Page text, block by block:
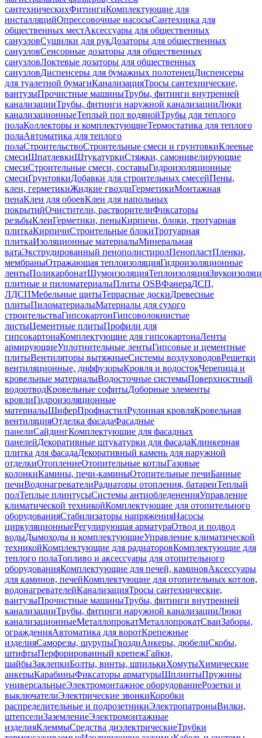
сантехническихФитингиКомплектующие для
инсталляцийОпрессовочные насосыСантехника для
общественных местАксессуары для общественных
санузловСушилки для рукДозаторы для общественных
санузловСенсорные дозаторы для общественных
санузловЛоктевые дозаторы для общественных
санузловДиспенсеры для бумажных полотенецДиспенсеры
для туалетной бумагиКанализацияТросы сантехнические,
вантузыПрочистные машиныТрубы, фитинги внутренней
канализацииТрубы, фитинги наружной канализацииЛюки
канализационныеТеплый пол водянойТрубы для теплого
полаКоллекторы и комплектующиеТермостатика для теплого
полаАвтоматика для теплого
полаСтроительствоСтроительные смеси и грунтовкиКлеевые
смесиШпатлевкиШтукатуркиСтяжки, самонивелирующие
смесиСтроительные смеси, составыГидроизоляционные
смесиГрунтовкиДобавки для строительных смесейПены,
клеи, герметикиЖидкие гвоздиГерметикиМонтажная
пенаКлеи для обоевКлеи для напольных
покрытийОчистители, растворителиФиксаторы
резьбыКлеиГерметики, пеныКирпичи, блоки, тротуарная
плиткаКирпичиСтроительные блокиТротуарная
плиткаИзоляционные материалыМинеральная
ватаЭкструдированный пенополистиролПенопластПленки,
мембраныОтражающая теплоизоляцияГидроизоляционные
лентыПоликарбонатШумоизоляцияТеплоизоляция
плитные и пиломатериалыПлиты OSBФанераДСП,
ЛДСПМебельные щитыТеррасные доскиДревесные
плитыПиломатериалыМатериалы для сухого
строительстваГипсокартонГипсоволокнистые
листыЦементные плитыПрофили для
гипсокартонаКомплектующие для гипсокартонаЛенты
армирующиеУплотнительные лентыГипсовые и цементные
плитыВентиляторы вытяжныеСистемы воздуховодовРешетки
вентиляционные, диффузорыКровля и водостокЧерепица и
кровельные материалыВодосточные системыПоверхностный
водоотводКровельные софитыДоборные элементы
кровлиГидроизоляционные
материалыШиферПрофнастилРулонная кровляКровельная
вентиляцияОтделка фасадаФасадные
панелиСайдингКомплектующие для фасадных
панелейДекоративные штукатурки для фасадаКлинкерная
плитка для фасадаДекоративный камень для наружной
отделкиОтоплениеОтопительные котлыГазовые
колонкиКамины, печи-каминыОтопительные печиБанные
печиВодонагревателиРадиаторы отопления, батареиТеплый
полТеплые плинтусыСистемы антиобледененияУправление
климатической техникойКомплектующие для отопительного
оборудованияСтабилизаторы напряженияНасосы
циркуляционныеРегулирующая арматураОтвод и подвод
водыДымоходы и комплектующиеУправление климатической
техникойКомплектующие для радиаторовКомплектующие для
теплого полаТопливо и аксессуары для отопительного
оборудованияКомплектующие для печей, каминовАксессуары
для каминов, печейКомплектующие для отопительных котлов,
водонагревателейКанализацияТросы сантехнические,
вантузыПрочистные машиныТрубы, фитинги внутренней
канализацииТрубы, фитинги наружной канализацииЛюки
канализационныеМеталлопрокатМеталлопрокатСваиЗаборы,
огражденияАвтоматика для воротКрепежные
изделияСаморезы, шурупыГвоздиАнкеры, дюбелиСкобы,
штифтыПерфорированный крепежГайки,
шайбыЗаклепкиБолты, винты, шпилькиХомутыХимические
анкерыКарабиныФиксаторы арматурыШплинтыПружины
универсальныеЭлектромонтажное оборудованиеРозетки и
выключателиЭлектрические звонкиКоробки
распределительные и подрозетникиЭлектропатроныВилки,
штепселиЗаземлениеЭлектромонтажные
изделияКлеммыСредства диэлектрическиеТрубки